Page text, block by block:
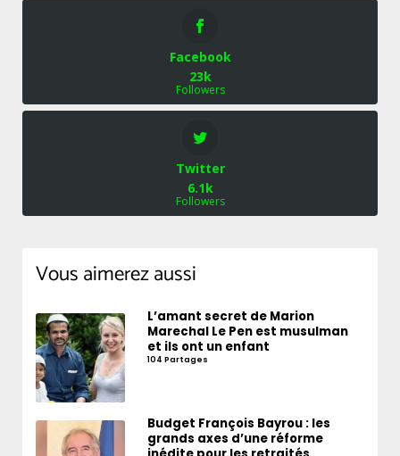
Facebook
23k
Followers
Twitter
6.1k
Followers
Vous aimerez aussi
L’amant secret de Marion
Marechal Le Pen est musulman
et ils ont un enfant
104 Partages
Budget François Bayrou : les
grands axes d’une réforme